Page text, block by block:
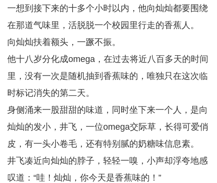
一想到接下来的十多个小时以内，他向灿灿都要围绕
在那道气味里，活脱脱一个校园里行走的香蕉人。
向灿灿扶着额头，一蹶不振。
他十八岁分化成omega，在过去将近八百多天的时间
里，没有一次是随机抽到香蕉味的，唯独只在这次临
时标记消失的第二天。
身侧涌来一股甜甜的味道，同时坐下来一个人，是向
灿灿的发小，井飞，一位omega交际草，长得可爱俏
皮，有一头小卷毛，还有特别腻的奶糖味信息素。
井飞凑近向灿灿的脖子，轻轻一嗅，小声却浮夸地感
叹道：“哇！灿灿，你今天是香蕉味的！”